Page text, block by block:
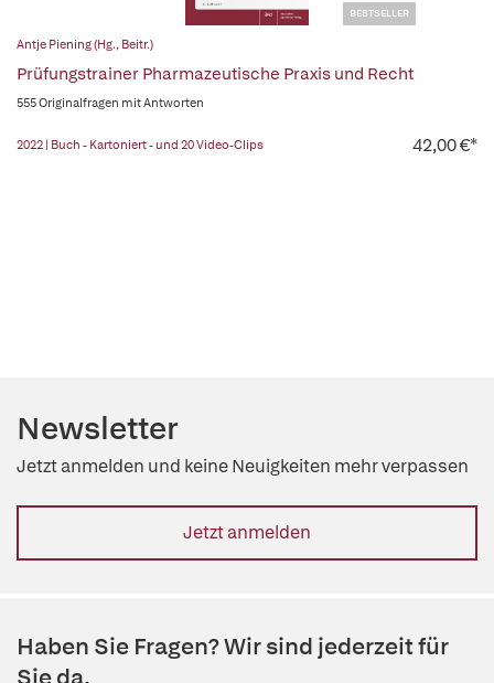
BESTSELLER
Antje Piening (Hg., Beitr.)
Prüfungstrainer Pharmazeutische Praxis und Recht
555 Originalfragen mit Antworten
2022 | Buch - Kartoniert - und 20 Video-Clips 42,00 €*
Newsletter
Jetzt anmelden und keine Neuigkeiten mehr verpassen
Jetzt anmelden
Haben Sie Fragen? Wir sind jederzeit für
Sie da.